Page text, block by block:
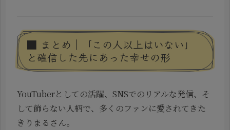
■ まとめ｜「この人以上はいない」
と確信した先にあった幸せの形
YouTuberとしての活躍、SNSでのリアルな発信、そ
して飾らない人柄で、多くのファンに愛されてきた
きりまるさん。